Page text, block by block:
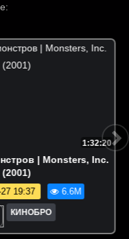
Monsters, Inc.
6.6M